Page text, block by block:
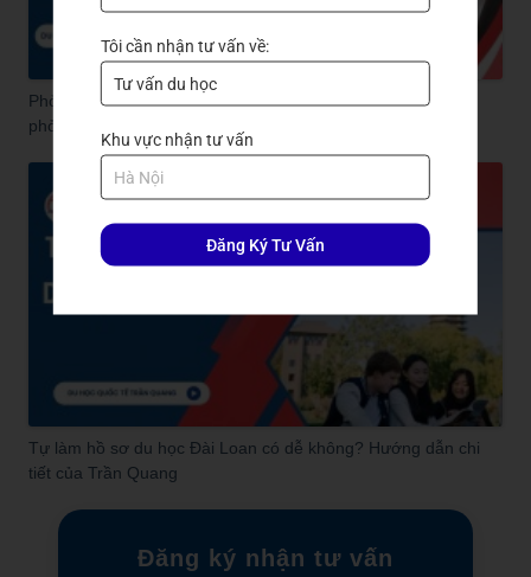
Phỏng vấn visa Đài Loan bằng tiếng gì? Bí quyết vượt qua
phỏng vấn visa
Tự làm hồ sơ du học Đài Loan có dễ không? Hướng dẫn chi
tiết của Trần Quang
Đăng ký nhận tư vấn
Tôi cần nhận tư vấn về:
Khu vực nhận tư vấn
Đăng Ký Tư Vấn